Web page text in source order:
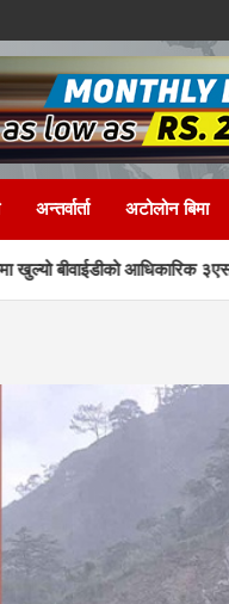
अन्तर्वार्ता अटोलोन बिमा
३एस सर्भिस सेन्टर